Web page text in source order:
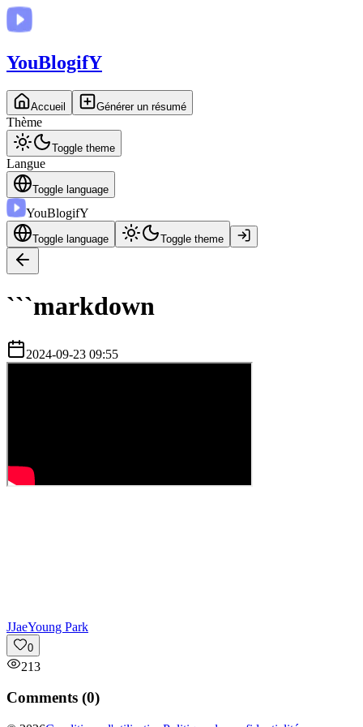
YouBlogifY
Accueil Générer un résumé
Thème
Toggle theme
Langue
Toggle language
YouBlogifY
Toggle language Toggle theme
```markdown
2024-09-23 09:55
JJaeYoung Park
0
213
Comments (0)